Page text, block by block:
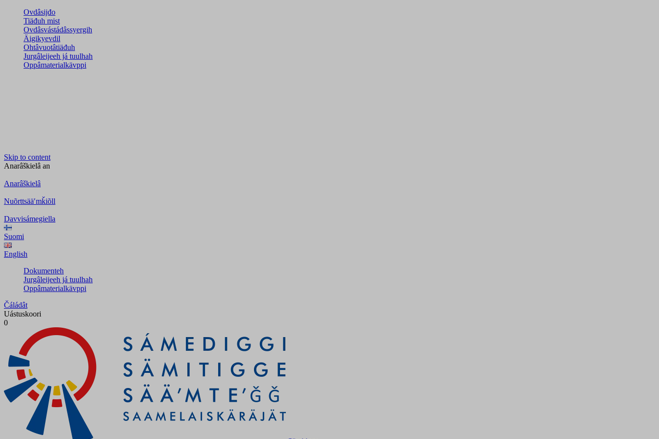
Ovdâsijđo
Tiäđuh mist
Ovdâsvástádâssyergih
Äigikyevdil
Ohtâvuotâtiäđuh
Jurgâleijeeh já tuulhah
Oppâmaterialkävppi
Skip to content
Anarâškielâ an
Anarâškielâ
Nuõrttsääʹmǩiõll
Davvisámegiella
Suomi
English
Dokumenteh
Jurgâleijeeh já tuulhah
Oppâmaterialkävppi
Čáládât
Uástuskoori
0